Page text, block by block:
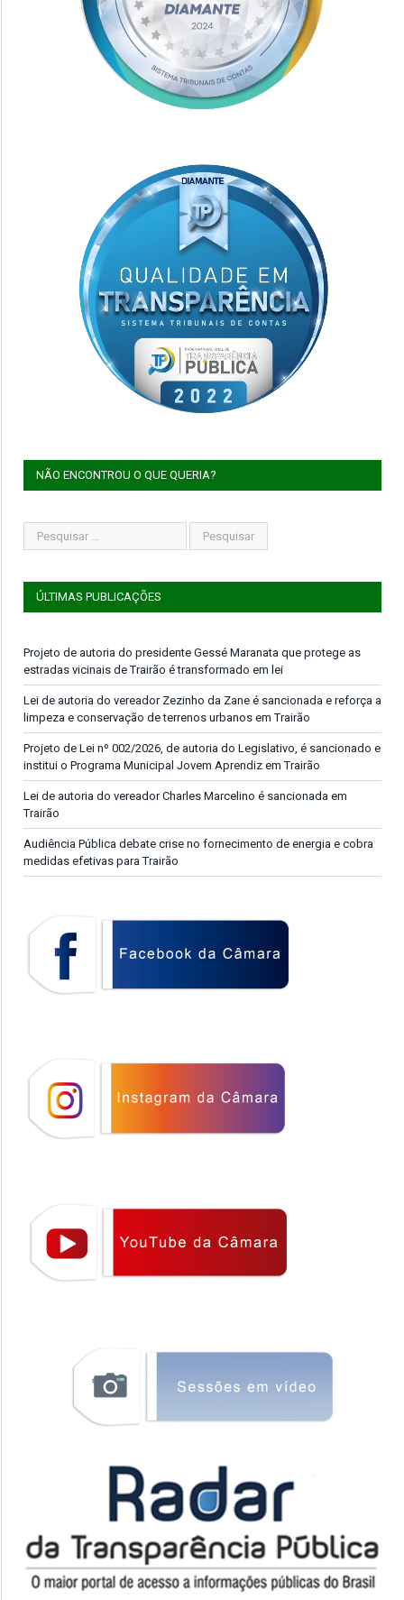
NÃO ENCONTROU O QUE QUERIA?
ÚLTIMAS PUBLICAÇÕES
Projeto de autoria do presidente Gessé Maranata que protege as
estradas vicinais de Trairão é transformado em lei
Lei de autoria do vereador Zezinho da Zane é sancionada e reforça a
limpeza e conservação de terrenos urbanos em Trairão
Projeto de Lei nº 002/2026, de autoria do Legislativo, é sancionado e
institui o Programa Municipal Jovem Aprendiz em Trairão
Lei de autoria do vereador Charles Marcelino é sancionada em
Trairão
Audiência Pública debate crise no fornecimento de energia e cobra
medidas efetivas para Trairão